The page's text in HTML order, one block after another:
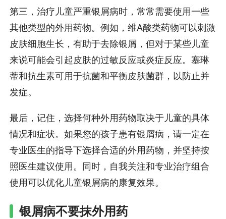
第三，治疗儿童严重银屑病时，常常需要使用一些
其他类型的外用药物。例如，维A酸类药物可以刺激
皮肤细胞生长，有助于去除银屑，但对于某些儿童
来说可能会引起皮肤的过敏反应或炎症反应。塞琳
蒂和抗生素可用于抗菌和平衡皮肤菌群，以防止并
发症。
最后，记住，选择何种外用药物取决于儿童的具体
情况和症状。如果您的孩子患有银屑病，请一定在
专业医生的指导下选择合适的外用药物，并坚持按
照医生建议使用。同时，自我关注和专业治疗组合
使用可以优化儿童银屑病的康复效果。
银屑病不要抹外用药